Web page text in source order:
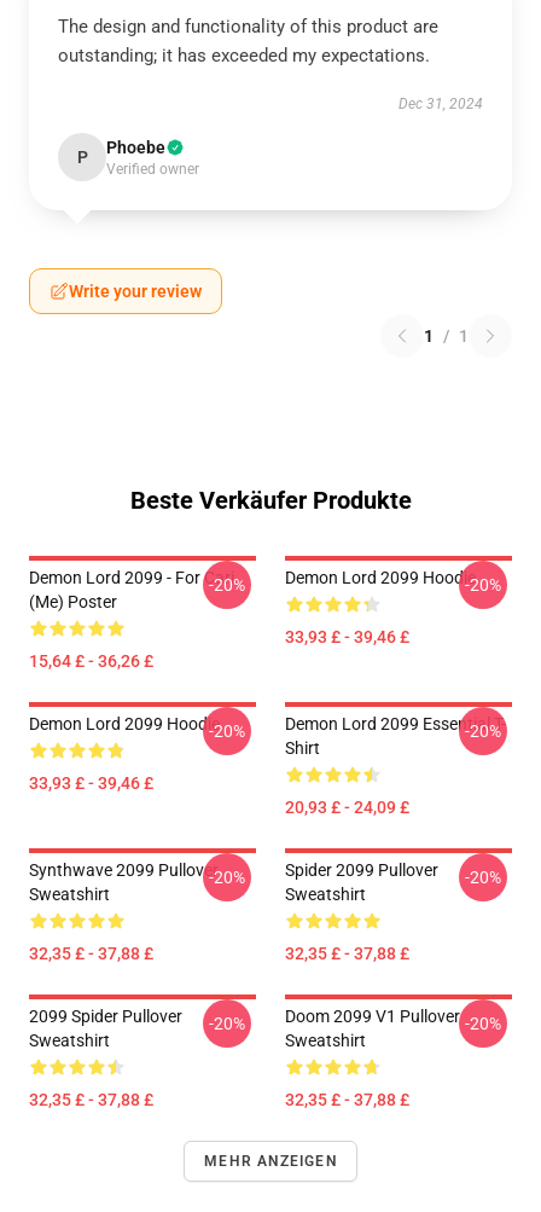
The design and functionality of this product are
outstanding; it has exceeded my expectations.
Dec 31, 2024
P Phoebe
Verified owner
Write your review
1 / 1
Beste Verkäufer Produkte
Demon Lord 2099 - For Cari
(me) Poster
15,64 £ - 36,26 £
-20% Demon Lord 2099 Hoodie
33,93 £ - 39,46 £
-20%
Demon Lord 2099 Hoodie
33,93 £ - 39,46 £
-20%
Demon Lord 2099 Essential T-
Shirt
20,93 £ - 24,09 £
-20%
Synthwave 2099 Pullover
Sweatshirt
32,35 £ - 37,88 £
-20%
Spider 2099 Pullover
Sweatshirt
32,35 £ - 37,88 £
-20%
2099 Spider Pullover
Sweatshirt
32,35 £ - 37,88 £
-20%
Doom 2099 V1 Pullover
Sweatshirt
32,35 £ - 37,88 £
-20%
MEHR ANZEIGEN